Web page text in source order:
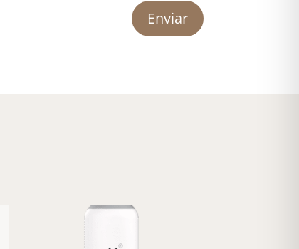
Enviar